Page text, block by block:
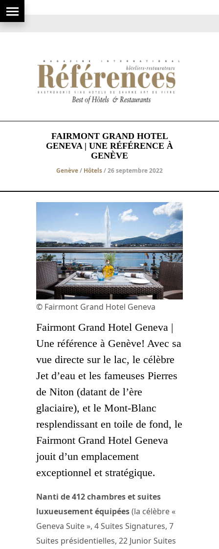
FAIRMONT GRAND HOTEL
GENEVA | UNE RÉFÉRENCE À
GENÈVE
Genève/ Hôtels/ 26 septembre 2022
© Fairmont Grand Hotel Geneva
Fairmont Grand Hotel Geneva |
Une référence à Genève! Avec sa
vue directe sur le lac, le célèbre
Jet d’eau et les fameuses Pierres
de Niton (datant de l’ère
glaciaire), et le Mont-Blanc
resplendissant en toile de fond, le
Fairmont Grand Hotel Geneva
jouit d’un emplacement
exceptionnel et stratégique.
Nanti de 412 chambres et suites
luxueusement équipées(la célèbre «
Geneva Suite », 4 Suites Signatures, 7
Suites présidentielles, 22 Junior Suites